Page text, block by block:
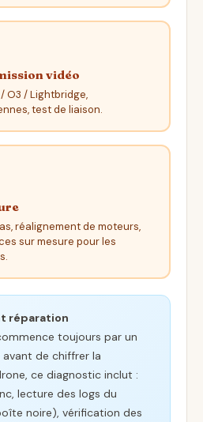
vidéo
O3 / Lightbridge,
test de liaison.
réalignement de moteurs,
sur mesure pour les
réparation
toujours par un
de chiffrer la
ce diagnostic inclut :
lecture des logs du
noire), vérification des